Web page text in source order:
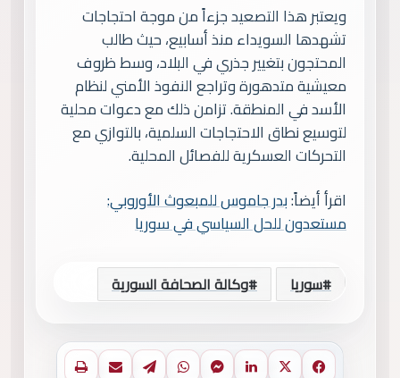
ويعتبر هذا التصعيد جزءاً من موجة احتجاجات
تشهدها السويداء منذ أسابيع، حيث طالب
المحتجون بتغيير جذري في البلاد، وسط ظروف
معيشية متدهورة وتراجع النفوذ الأمني لنظام
الأسد في المنطقة. تزامن ذلك مع دعوات محلية
لتوسيع نطاق الاحتجاجات السلمية، بالتوازي مع
التحركات العسكرية للفصائل المحلية.
اقرأ أيضاً:بدر جاموس للمبعوث الأوروبي:
مستعدون للحل السياسي في سوريا
سوريا وكالة الصحافة السورية
فيسبوكX لينكدإنماسنجرواتسابتيلقرام مشاركة عبر البريد طباعة